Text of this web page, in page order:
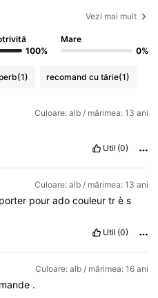
Vezi mai mult
100%
Mare
0%
(1) recomand cu tărie(1)
Culoare: alb / mărimea: 13 ani
Util (0)
Culoare: alb / mărimea: 13 ani
porter pour ado couleur tr è s
Util (0)
Culoare: alb / mărimea: 16 ani
.